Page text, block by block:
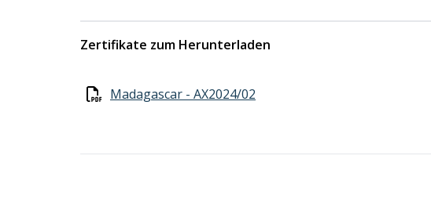
Zertifikate zum Herunterladen
Madagascar - AX2024/02